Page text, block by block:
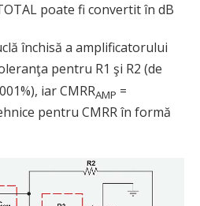
poate fi convertit în dB
închisă a amplificatorului
pentru R1 şi R2 (de
iar CMRRAMP =
pentru CMRR în formă